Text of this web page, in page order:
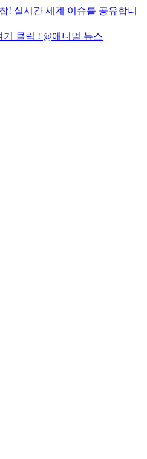
! 실시간 세계 이슈를 공유합니
기 클릭 ! @애니멀 뉴스